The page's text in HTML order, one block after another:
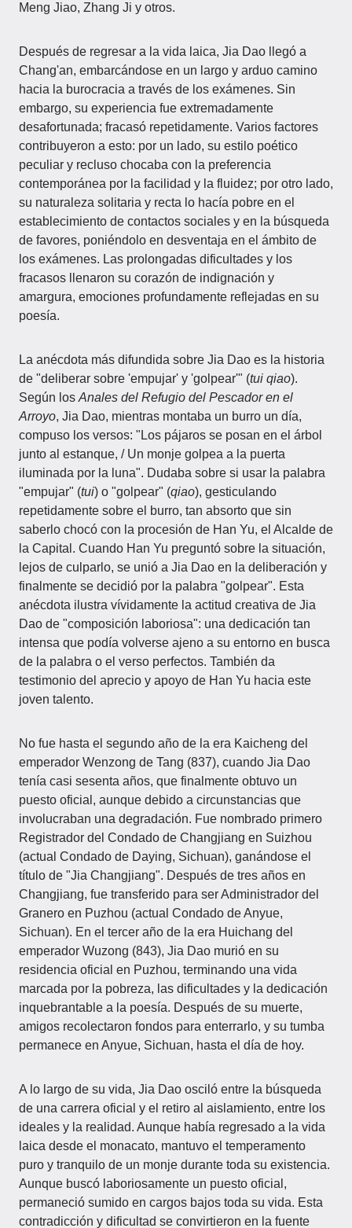
Meng Jiao, Zhang Ji y otros.
Después de regresar a la vida laica, Jia Dao llegó a
Chang'an, embarcándose en un largo y arduo camino
hacia la burocracia a través de los exámenes. Sin
embargo, su experiencia fue extremadamente
desafortunada; fracasó repetidamente. Varios factores
contribuyeron a esto: por un lado, su estilo poético
peculiar y recluso chocaba con la preferencia
contemporánea por la facilidad y la fluidez; por otro lado,
su naturaleza solitaria y recta lo hacía pobre en el
establecimiento de contactos sociales y en la búsqueda
de favores, poniéndolo en desventaja en el ámbito de
los exámenes. Las prolongadas dificultades y los
fracasos llenaron su corazón de indignación y
amargura, emociones profundamente reflejadas en su
poesía.
La anécdota más difundida sobre Jia Dao es la historia
de "deliberar sobre 'empujar' y 'golpear'" (tui qiao).
Según los Anales del Refugio del Pescador en el
Arroyo, Jia Dao, mientras montaba un burro un día,
compuso los versos: "Los pájaros se posan en el árbol
junto al estanque, / Un monje golpea a la puerta
iluminada por la luna". Dudaba sobre si usar la palabra
"empujar" (tui) o "golpear" (qiao), gesticulando
repetidamente sobre el burro, tan absorto que sin
saberlo chocó con la procesión de Han Yu, el Alcalde de
la Capital. Cuando Han Yu preguntó sobre la situación,
lejos de culparlo, se unió a Jia Dao en la deliberación y
finalmente se decidió por la palabra "golpear". Esta
anécdota ilustra vívidamente la actitud creativa de Jia
Dao de "composición laboriosa": una dedicación tan
intensa que podía volverse ajeno a su entorno en busca
de la palabra o el verso perfectos. También da
testimonio del aprecio y apoyo de Han Yu hacia este
joven talento.
No fue hasta el segundo año de la era Kaicheng del
emperador Wenzong de Tang (837), cuando Jia Dao
tenía casi sesenta años, que finalmente obtuvo un
puesto oficial, aunque debido a circunstancias que
involucraban una degradación. Fue nombrado primero
Registrador del Condado de Changjiang en Suizhou
(actual Condado de Daying, Sichuan), ganándose el
título de "Jia Changjiang". Después de tres años en
Changjiang, fue transferido para ser Administrador del
Granero en Puzhou (actual Condado de Anyue,
Sichuan). En el tercer año de la era Huichang del
emperador Wuzong (843), Jia Dao murió en su
residencia oficial en Puzhou, terminando una vida
marcada por la pobreza, las dificultades y la dedicación
inquebrantable a la poesía. Después de su muerte,
amigos recolectaron fondos para enterrarlo, y su tumba
permanece en Anyue, Sichuan, hasta el día de hoy.
A lo largo de su vida, Jia Dao osciló entre la búsqueda
de una carrera oficial y el retiro al aislamiento, entre los
ideales y la realidad. Aunque había regresado a la vida
laica desde el monacato, mantuvo el temperamento
puro y tranquilo de un monje durante toda su existencia.
Aunque buscó laboriosamente un puesto oficial,
permaneció sumido en cargos bajos toda su vida. Esta
contradicción y dificultad se convirtieron en la fuente